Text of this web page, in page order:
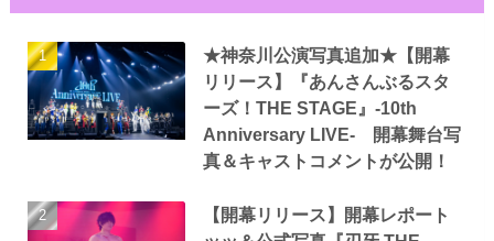
★神奈川公演写真追加★【開幕
リリース】『あんさんぶるスタ
ーズ！THE STAGE』-10th
Anniversary LIVE- 開幕舞台写
真＆キャストコメントが公開！
【開幕リリース】開幕レポート